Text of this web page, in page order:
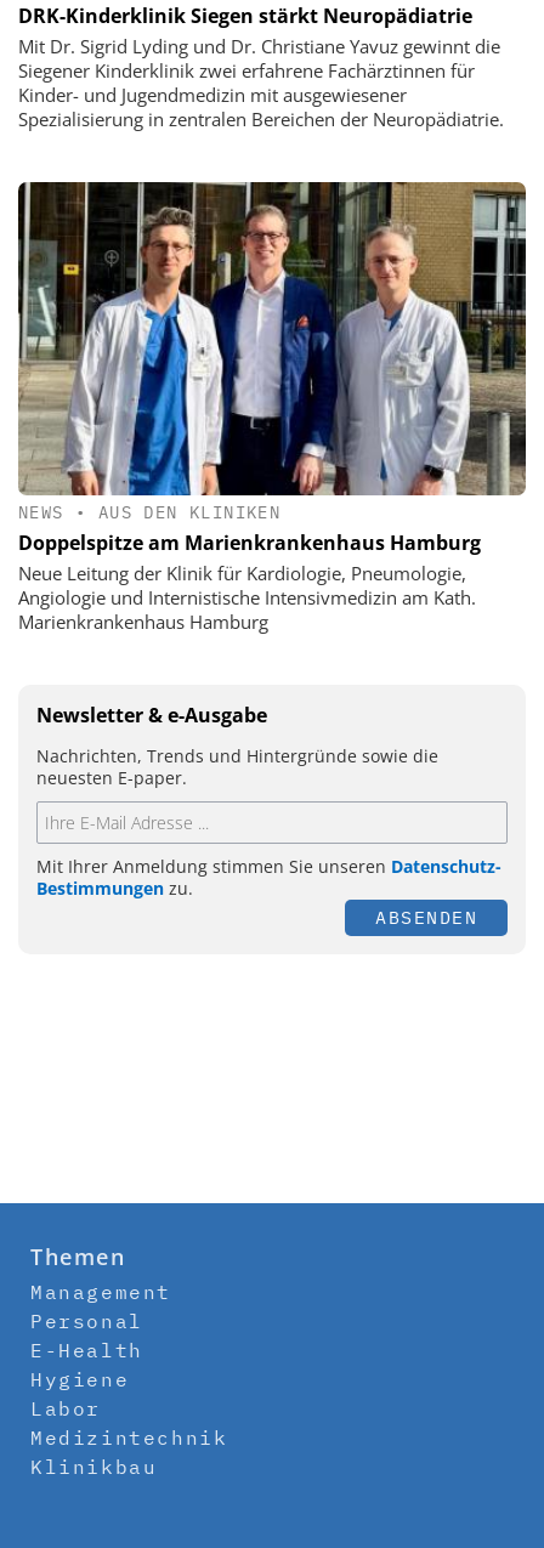
DRK-Kinderklinik Siegen stärkt Neuropädiatrie
Mit Dr. Sigrid Lyding und Dr. Christiane Yavuz gewinnt die
Siegener Kinderklinik zwei erfahrene Fachärztinnen für
Kinder- und Jugendmedizin mit ausgewiesener
Spezialisierung in zentralen Bereichen der Neuropädiatrie.
NEWS • AUS DEN KLINIKEN
Doppelspitze am Marienkrankenhaus Hamburg
Neue Leitung der Klinik für Kardiologie, Pneumologie,
Angiologie und Internistische Intensivmedizin am Kath.
Marienkrankenhaus Hamburg
Newsletter & e-Ausgabe
Nachrichten, Trends und Hintergründe sowie die
neuesten E-paper.
Mit Ihrer Anmeldung stimmen Sie unseren Datenschutz-
Bestimmungen zu.
ABSENDEN
Themen
Management
Personal
E-Health
Hygiene
Labor
Medizintechnik
Klinikbau